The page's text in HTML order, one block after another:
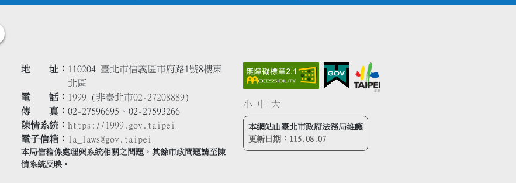
地 址
110204 臺北市信義區市府路1號8樓東
北區
電 話
1999 (非臺北市02-27208889)
傳 真
02-27596695、02-27593266
陳情系統
https://1999.gov.taipei
電子信箱
la_laws@gov.taipei
本局信箱係處理與系統相關之問題，其餘市政問題請至陳
情系統反映。
小 中 大
本網站由臺北市政府法務局維護
更新日期： 115.08.07